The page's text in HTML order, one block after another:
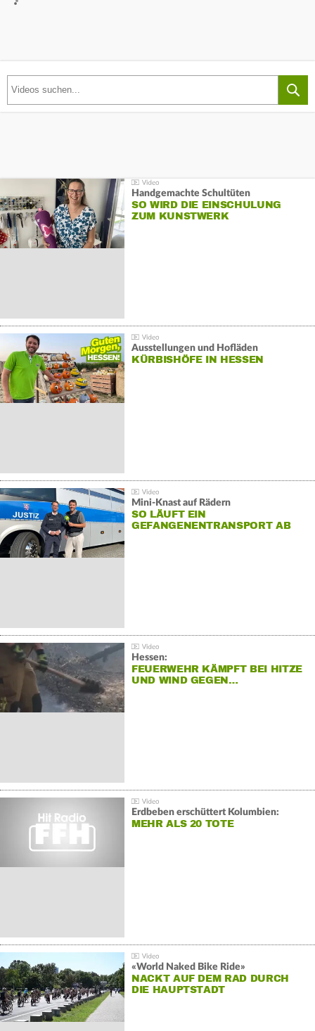
Handgemachte Schultüten
SO WIRD DIE EINSCHULUNG
ZUM KUNSTWERK
Ausstellungen und Hofläden
KÜRBISHÖFE IN HESSEN
Mini-Knast auf Rädern
SO LÄUFT EIN
GEFANGENENTRANSPORT AB
Hessen:
FEUERWEHR KÄMPFT BEI HITZE
UND WIND GEGEN…
Erdbeben erschüttert Kolumbien:
MEHR ALS 20 TOTE
«World Naked Bike Ride»
NACKT AUF DEM RAD DURCH
DIE HAUPTSTADT